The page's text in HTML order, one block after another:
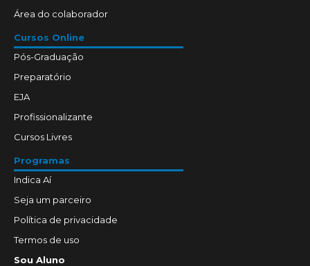
Área do colaborador
Cursos Online
Pós-Graduação
Preparatório
EJA
Profissionalizante
Cursos Livres
Programas
Indica Aí
Seja um parceiro
Política de privacidade
Termos de uso
Sou Aluno